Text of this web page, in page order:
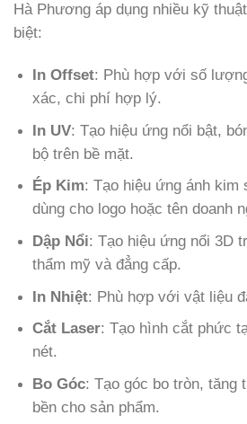
Hà Phương áp dụng nhiều kỹ
biệt:
In Offset: Phù hợp với số
xác, chi phí hợp lý.
In UV: Tạo hiệu ứng nổi bật,
bộ trên bề mặt.
Ép Kim: Tạo hiệu ứng ánh kim
dùng cho logo hoặc tên doanh
Dập Nổi: Tạo hiệu ứng nổi 3D
thẩm mỹ và đẳng cấp.
In Nhiệt: Phù hợp với vật liệu
Cắt Laser: Tạo hình cắt phức
nét.
Bo Góc: Tạo góc bo tròn, tăng
bền cho sản phẩm.